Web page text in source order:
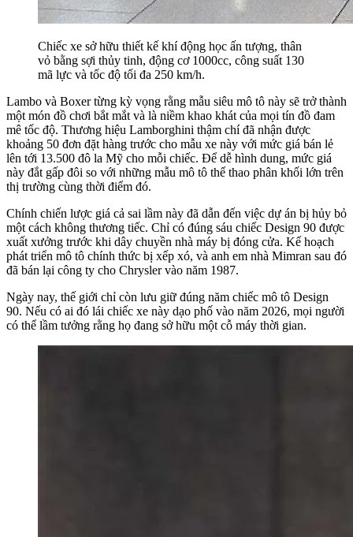
Chiếc xe sở hữu thiết kế khí động học ấn tượng, thân
vỏ bằng sợi thủy tinh, động cơ 1000cc, công suất 130
mã lực và tốc độ tối đa 250 km/h.
Lambo và Boxer từng kỳ vọng rằng mẫu siêu mô tô này sẽ trở thành
một món đồ chơi bắt mắt và là niềm khao khát của mọi tín đồ đam
mê tốc độ. Thương hiệu Lamborghini thậm chí đã nhận được
khoảng 50 đơn đặt hàng trước cho mẫu xe này với mức giá bán lẻ
lên tới 13.500 đô la Mỹ cho mỗi chiếc. Để dễ hình dung, mức giá
này đắt gấp đôi so với những mẫu mô tô thể thao phân khối lớn trên
thị trường cùng thời điểm đó.
Chính chiến lược giá cả sai lầm này đã dẫn đến việc dự án bị hủy bỏ
một cách không thương tiếc. Chỉ có đúng sáu chiếc Design 90 được
xuất xưởng trước khi dây chuyền nhà máy bị đóng cửa. Kế hoạch
phát triển mô tô chính thức bị xếp xó, và anh em nhà Mimran sau đó
đã bán lại công ty cho Chrysler vào năm 1987.
Ngày nay, thế giới chỉ còn lưu giữ đúng năm chiếc mô tô Design
90. Nếu có ai đó lái chiếc xe này dạo phố vào năm 2026, mọi người
có thể lầm tưởng rằng họ đang sở hữu một cỗ máy thời gian.